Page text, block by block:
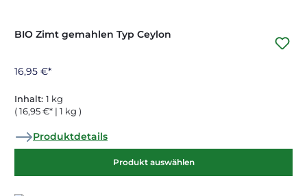
BIO Zimt gemahlen Typ Ceylon
16,95 €*
Inhalt: 1 kg
( 16,95 €* | 1 kg )
Produktdetails
Produkt auswählen